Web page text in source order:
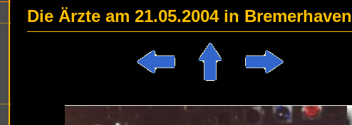
Die Ärzte am 21.05.2004 in Bremerhaven